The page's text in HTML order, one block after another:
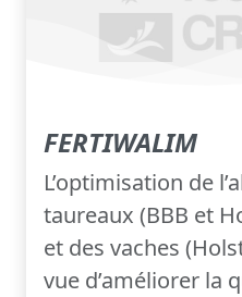
FERTIWALIM
L’optimisation de
taureaux (BBB et
et des vaches
vue d’améliorer la